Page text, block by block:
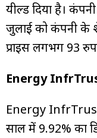
यील्ड दिया है।
जुलाई को कंपनी के
प्राइस लगभग 93
Energy
Energy
साल में 9.92% का